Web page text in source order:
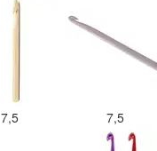
7,5 7,5